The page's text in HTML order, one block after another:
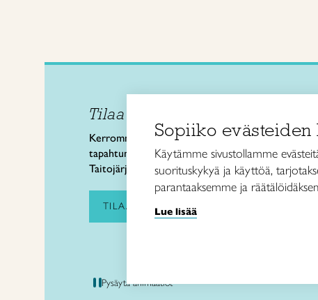
Tilaa uutiskirje
Kerromme käsityön valtakunnallisista
tapahtumista ja uutisista sekä
Taitojärjestön toiminnasta.
TILAA UUTISKIRJE
Pysäytä animaatiot
Käsi-
00180
puh.
Sopiiko evästeiden
Käytämme sivustollamme
suorituskykyä ja käyttöä,
parantaaksemme ja
Lue lisää